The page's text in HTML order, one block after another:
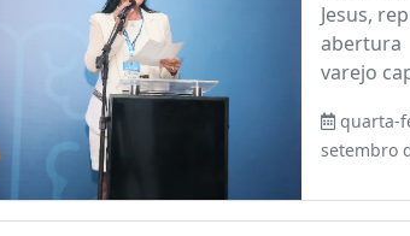
Jesus,
abertura
varejo
quarta-
setembro